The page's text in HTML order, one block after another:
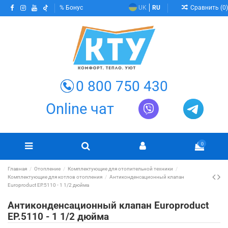
Бонус UK RU Сравнить (0)
0 800 750 430
Online чат
0
Главная Отопление
Комплектующие для отопительной техники
Комплектующие для котлов отопления
Антиконденсационный клапан
Europroduct EP.5110 - 1 1/2 дюйма
Антиконденсационный клапан Europroduct
EP.5110 - 1 1/2 дюйма